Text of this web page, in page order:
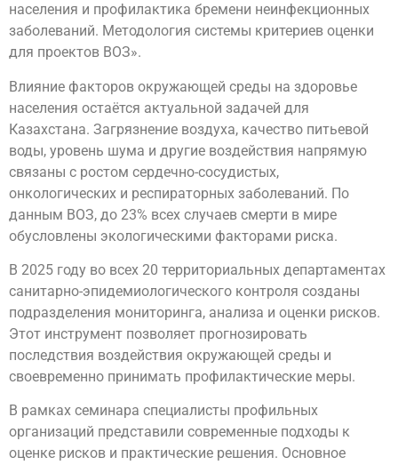
населения и профилактика бремени неинфекционных
заболеваний. Методология системы критериев оценки
для проектов ВОЗ».
Влияние факторов окружающей среды на здоровье
населения остаётся актуальной задачей для
Казахстана. Загрязнение воздуха, качество питьевой
воды, уровень шума и другие воздействия напрямую
связаны с ростом сердечно-сосудистых,
онкологических и респираторных заболеваний. По
данным ВОЗ, до 23% всех случаев смерти в мире
обусловлены экологическими факторами риска.
В 2025 году во всех 20 территориальных департаментах
санитарно-эпидемиологического контроля созданы
подразделения мониторинга, анализа и оценки рисков.
Этот инструмент позволяет прогнозировать
последствия воздействия окружающей среды и
своевременно принимать профилактические меры.
В рамках семинара специалисты профильных
организаций представили современные подходы к
оценке рисков и практические решения. Основное